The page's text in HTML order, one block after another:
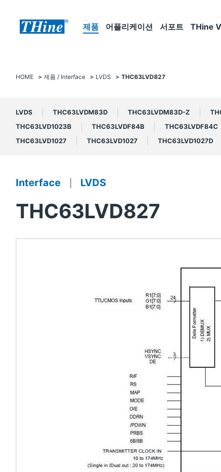
제품 어플리케이션 서포트 THine
HOME 제품 / Interface LVDS THC63LVD827
LVDS THC63LVDM83D THC63LVDM83D-Z
THC63LVD1023B
THC63LVDF84B THC63LVDF84C
THC63LVD1027
THC63LVD1027 THC63LVD1027D
Interface LVDS
THC63LVD827